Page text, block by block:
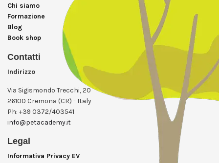
Chi siamo
Formazione
Blog
Book shop
Contatti
Indirizzo
Via Sigismondo Trecchi, 20
26100 Cremona (CR) - Italy
Ph: +39 0372/403541
info@petacademy.it
Legal
Informativa Privacy EV